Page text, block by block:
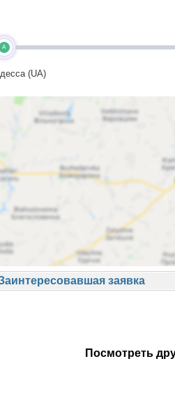
A
(UA)
заявка
Посмотреть